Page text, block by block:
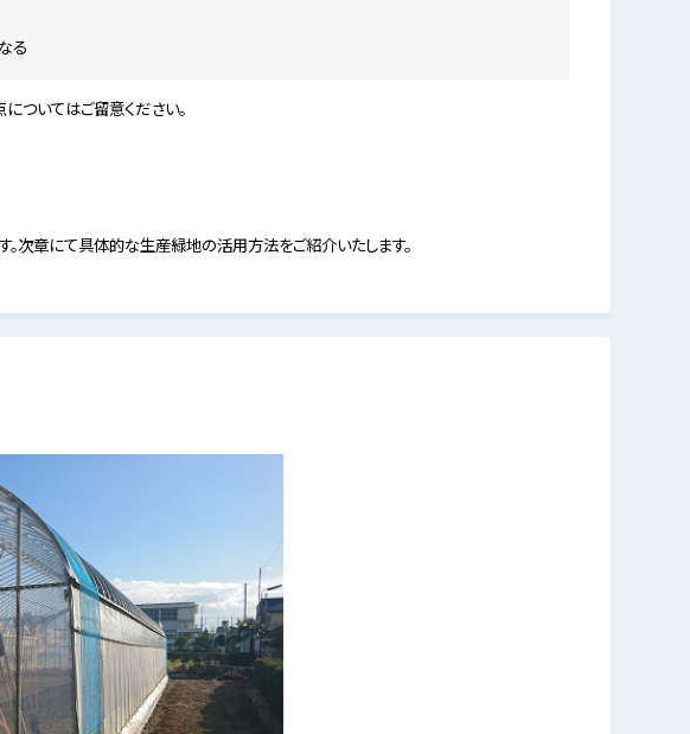
る
ついてはご留意ください。
次章にて具体的な生産緑地の活用方法をご紹介いたします。